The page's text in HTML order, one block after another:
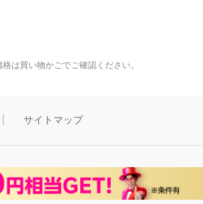
は買い物かごでご確認ください。
サイトマップ